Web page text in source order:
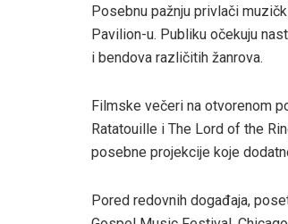
Posebnu pažnju privlači
Pavilion-u. Publiku očekuju
i bendova različitih žanrova.
Filmske večeri na otvorenom
Ratatouille i The Lord of the
posebne projekcije koje
Pored redovnih događaja,